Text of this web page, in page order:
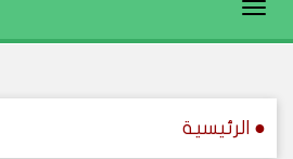
Toggle
● الرئيسية